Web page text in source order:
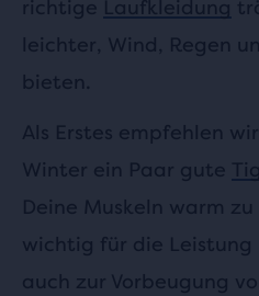
richtige Laufkleidung
leichter, Wind, Regen
bieten.
Als Erstes empfehlen
Winter ein Paar gute
Deine Muskeln warm
wichtig für die Leistung
auch zur Vorbeugung